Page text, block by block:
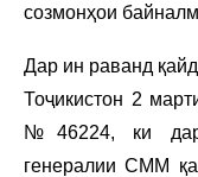
созмонҳои
Дар ин раванд
Тоҷикистон 2
№46224, ки дар
генералии СММ